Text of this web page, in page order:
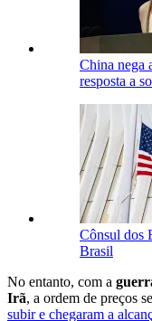
China nega
resposta a
Cônsul dos
Brasil
No entanto, com a
Irã, a ordem de preços
subir e chegaram a